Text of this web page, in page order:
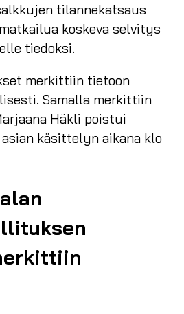
tilannekatsaus
koskeva selvitys
tiedoksi.
merkittiin tietoon
Samalla merkittiin
Häkli poistui
käsittelyn aikana klo